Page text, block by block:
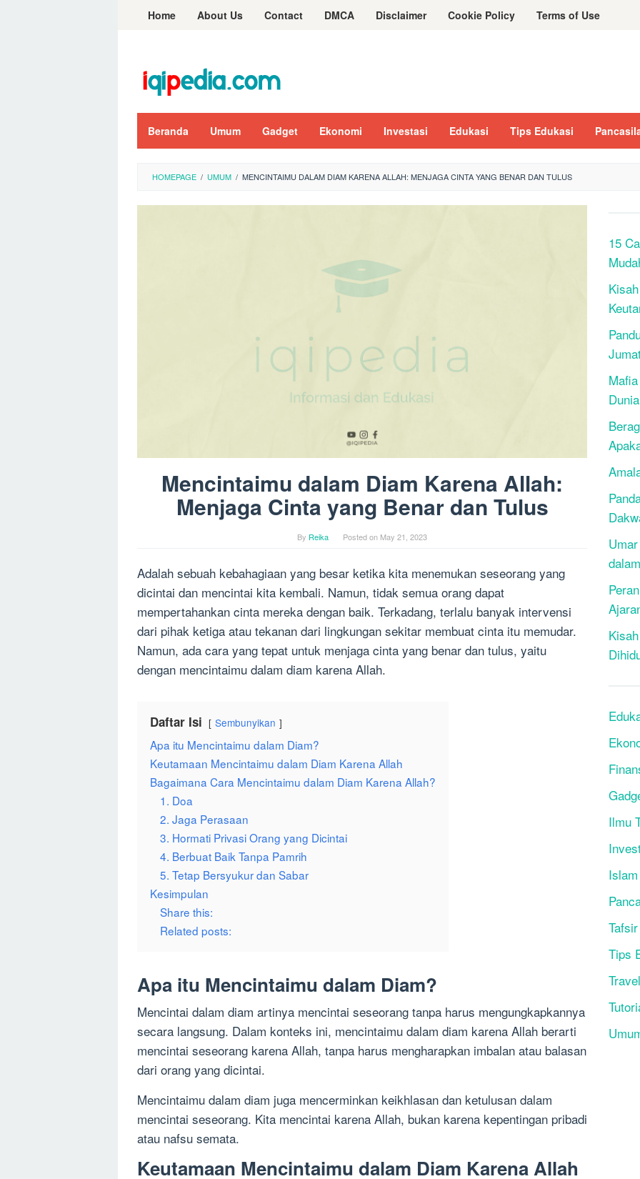
Home About Us Contact DMCA Disclaimer Cookie Policy Terms of Use
Beranda Umum Gadget Ekonomi Investasi Edukasi Tips Edukasi
HOMEPAGE / UMUM / MENCINTAIMU DALAM DIAM KARENA ALLAH: MENJAGA CINTA YANG BENAR DAN TULUS
Mencintaimu dalam Diam Karena Allah:
Menjaga Cinta yang Benar dan Tulus
By Reika Posted on May 21, 2023
Adalah sebuah kebahagiaan yang besar ketika kita menemukan seseorang yang
dicintai dan mencintai kita kembali. Namun, tidak semua orang dapat
mempertahankan cinta mereka dengan baik. Terkadang, terlalu banyak intervensi
dari pihak ketiga atau tekanan dari lingkungan sekitar membuat cinta itu memudar.
Namun, ada cara yang tepat untuk menjaga cinta yang benar dan tulus, yaitu
dengan mencintaimu dalam diam karena Allah.
Daftar Isi Sembunyikan
Apa itu Mencintaimu dalam Diam?
Keutamaan Mencintaimu dalam Diam Karena Allah
Bagaimana Cara Mencintaimu dalam Diam Karena Allah?
1. Doa
2. Jaga Perasaan
3. Hormati Privasi Orang yang Dicintai
4. Berbuat Baik Tanpa Pamrih
5. Tetap Bersyukur dan Sabar
Kesimpulan
Share this:
Related posts:
Apa itu Mencintaimu dalam Diam?
Mencintai dalam diam artinya mencintai seseorang tanpa harus mengungkapkannya
secara langsung. Dalam konteks ini, mencintaimu dalam diam karena Allah berarti
mencintai seseorang karena Allah, tanpa harus mengharapkan imbalan atau balasan
dari orang yang dicintai.
Mencintaimu dalam diam juga mencerminkan keikhlasan dan ketulusan dalam
mencintai seseorang. Kita mencintai karena Allah, bukan karena kepentingan pribadi
atau nafsu semata.
Keutamaan Mencintaimu dalam Diam Karena Allah
15
Ilmu
Tafsir
Tips